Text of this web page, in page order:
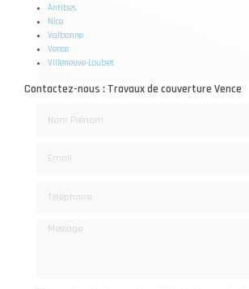
Antibes
Nice
Valbonne
Vence
Villeneuve-Loubet
Contactez-nous : Travaux de couverture Vence
Message